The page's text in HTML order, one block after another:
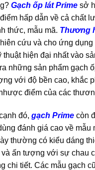
Gạch ốp lát Prime sở
hấp dẫn về cả chất
thức, mẫu mã. Thương
cứu và cho ứng
thuật hiện đại nhất vào
những sản phẩm gạch
với độ bền cao, khắc
điểm của các
đó, gạch Prime còn
đánh giá cao về mẫu
thường có kiểu dáng
và ấn tượng với sự chau
chi tiết. Các mẫu gạch